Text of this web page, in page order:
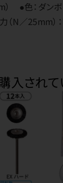
） ●色：ダン
N／25mm）
入され